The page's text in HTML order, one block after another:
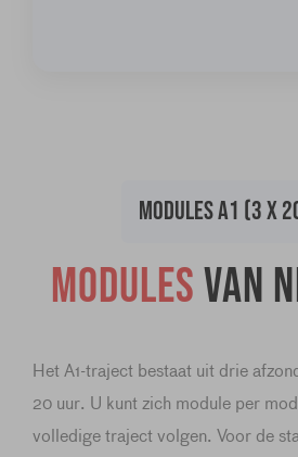
MODULES A1 (3 X
Modulesvan
Het A1-traject bestaat uit drie
20 uur. U kunt zich module per
volledige traject volgen. Voor de